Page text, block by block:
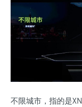
不限城市，指的是